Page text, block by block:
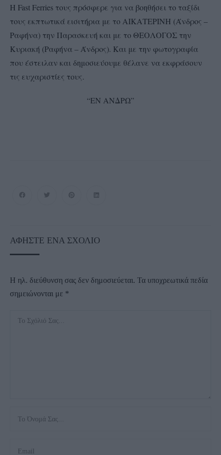
Η Fast Ferries τους πρόσφερε για να βοηθήσει το ταξίδι
τους εκπτωτικά εισιτήρια με το ΑΙΚΑΤΕΡΙΝΗ (Άνδρος –
Ραφήνα) την Παρασκευή και με το ΘΕΟΛΟΓΟΣ την
Κυριακή (Ραφήνα – Άνδρος). Και με την φωτογραφία
που έστειλαν και δημοσιεύουμε θέλανε να εκφράσουν
τις ευχαριστίες τους.
“ΕΝ ΑΝΔΡΩ”
ΑΦΉΣΤΕ ΈΝΑ ΣΧΌΛΙΟ
Η ηλ. διεύθυνση σας δεν δημοσιεύεται. Τα υποχρεωτικά πεδία
σημειώνονται με *